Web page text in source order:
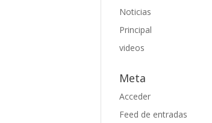
Noticias
Principal
videos
Meta
Acceder
Feed de entradas